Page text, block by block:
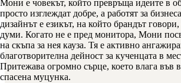
Мони е човекът, който превръща идеите в
просто изглеждат добре, а работят за
дизайнът е езикът, на който брандът говори,
думи. Когато не е пред монитора, Мони
на скъпа за нея кауза. Тя е активно
благотворителна дейност за кученцата в
Притежава огромно сърце, което влага във
спасена муцунка.